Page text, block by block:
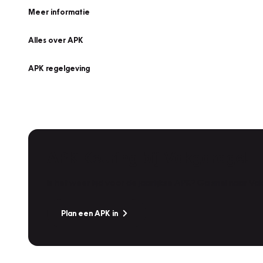
Meer informatie
Alles over APK
APK regelgeving
Plan een APK in